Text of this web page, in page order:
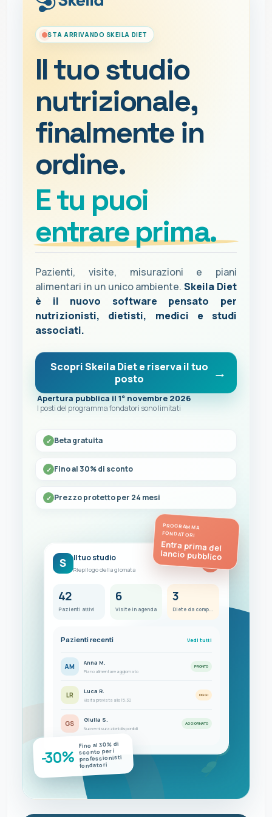
STA ARRIVANDO SKEILA DIET
Il tuo studio
nutrizionale,
finalmente in
ordine.
E tu puoi
entrare prima.
Pazienti, visite, misurazioni e piani
alimentari in un unico ambiente.Skeila Diet
è il nuovo software pensato per
nutrizionisti, dietisti, medici e studi
associati.
Scopri Skeila Diet e riserva il tuo
posto
Apertura pubblica il 1° novembre 2026
I posti del programma fondatori sono limitati
Beta gratuita
Fino al 30% di sconto
Prezzo protetto per 24 mesi
PROGRAMMA
FONDATORI
Entra prima del
lancio pubblico
S Il tuo studio
Riepilogo della giornata
FC
42
Pazienti attivi
6
Visite in agenda
3
Diete da completare
Pazienti recenti Vedi tutti
AM Anna M.
Piano alimentare aggiornato
PRONTO
LR Luca R.
Visita prevista alle 15:30
OGGI
GS Giulia S.
Nuove misurazioni disponibili
AGGIORNATO
-30%
Fino al 30% di
sconto per i
professionisti
fondatori